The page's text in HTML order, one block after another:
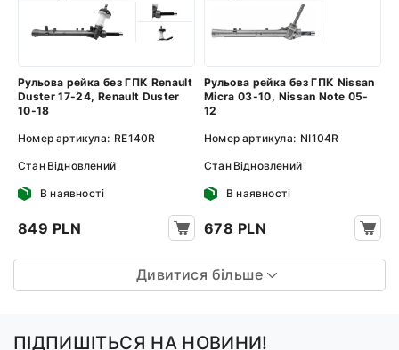
Рульова рейка без ГПК Renault
Duster 17-24, Renault Duster
10-18
Номер артикула: RE140R
Стан Відновлений
В наявності
849 PLN
Рульова рейка без ГПК Nissan
Micra 03-10, Nissan Note 05-
12
Номер артикула: NI104R
Стан Відновлений
В наявності
678 PLN
Дивитися більше
ПІДПИШІТЬСЯ НА НОВИНИ!